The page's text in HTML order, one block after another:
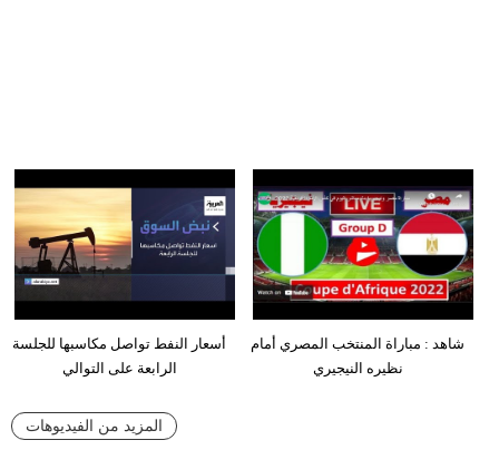
أسعار النفط تواصل مكاسبها للجلسة
الرابعة على التوالي
شاهد : مباراة المنتخب المصري أمام
نظيره النيجيري
المزيد من الفيديوهات